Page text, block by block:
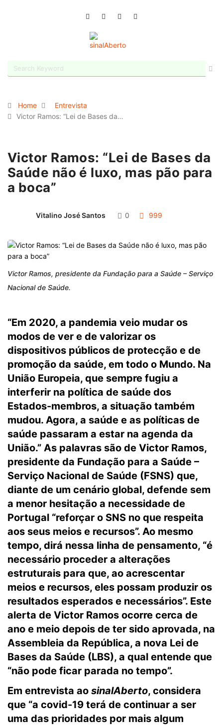
Home
Entrevista
Victor Ramos: “Lei de Bases da…
Victor Ramos: “Lei de Bases da
Saúde não é luxo, mas pão para
a boca”
Vitalino José Santos 0 999
Victor Ramos, presidente da Fundação para a Saúde – Serviço
Nacional de Saúde.
“Em 2020, a pandemia veio mudar os
modos de ver e de valorizar os
dispositivos públicos de protecção e de
promoção da saúde, em todo o Mundo. Na
União Europeia, que sempre fugiu a
interferir na política de saúde dos
Estados-membros, a situação também
mudou. Agora, a saúde e as políticas de
saúde passaram a estar na agenda da
União.” As palavras são de Victor Ramos,
presidente da Fundação para a Saúde –
Serviço Nacional de Saúde (FSNS) que,
diante de um cenário global, defende sem
a menor hesitação a necessidade de
Portugal “reforçar o SNS no que respeita
aos seus meios e recursos”. Ao mesmo
tempo, dirá nessa linha de pensamento, “é
necessário proceder a alterações
estruturais para que, ao acrescentar
meios e recursos, eles possam produzir os
resultados esperados e necessários”. Este
alerta de Victor Ramos ocorre cerca de
ano e meio depois de ter sido aprovada, na
Assembleia da República, a nova Lei de
Bases da Saúde (LBS), a qual entende que
“não pode ficar parada no tempo”.
Em entrevista ao sinalAberto, considera
que “a covid-19 terá de continuar a ser
uma das prioridades por mais algum